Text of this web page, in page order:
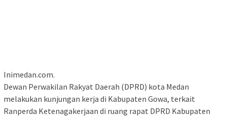
Inimedan.com.
Dewan Perwakilan Rakyat Daerah (DPRD) kota Medan
melakukan kunjungan kerja di Kabupaten Gowa, terkait
Ranperda Ketenagakerjaan di ruang rapat DPRD Kabupaten